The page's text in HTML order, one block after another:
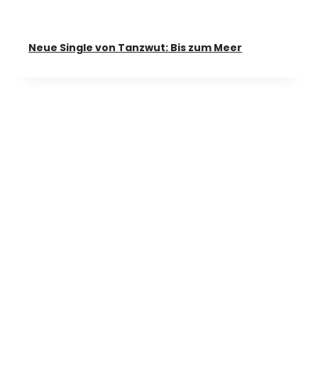
Neue Single von Tanzwut: Bis zum Meer